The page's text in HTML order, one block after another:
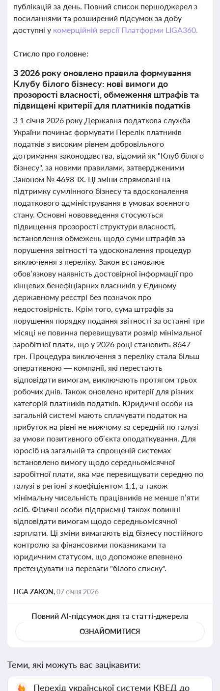
публікацій за день. Повний список першоджерел з
посиланнями та розширений підсумок за добу
доступні у комерційній версії Платформи LIGA360.
Стисло про головне:
З 2026 року оновлено правила формування
Клубу білого бізнесу: нові вимоги до
прозорості власності, обмеження штрафів та
підвищені критерії для платників податків
З 1 січня 2026 року Державна податкова служба
України починає формувати Перелік платників
податків з високим рівнем добровільного
дотримання законодавства, відомий як "Клуб білого
бізнесу", за новими правилами, затвердженими
Законом № 4698-IX. Ці зміни спрямовані на
підтримку сумлінного бізнесу та вдосконалення
податкового адміністрування в умовах воєнного
стану. Основні нововведення стосуються
підвищення прозорості структури власності,
встановлення обмежень щодо суми штрафів за
порушення звітності та удосконалення процедур
виключення з переліку. Закон встановлює
обов’язкову наявність достовірної інформації про
кінцевих бенефіціарних власників у Єдиному
державному реєстрі без позначок про
недостовірність. Крім того, сума штрафів за
порушення порядку подання звітності за останні три
місяці не повинна перевищувати розмір мінімальної
заробітної плати, що у 2026 році становить 8647
грн. Процедура виключення з переліку стала більш
оперативною — компанії, які перестають
відповідати вимогам, виключають протягом трьох
робочих днів. Також оновлено критерії для різних
категорій платників податків. Юридичні особи на
загальній системі мають сплачувати податок на
прибуток на рівні не нижчому за середній по галузі
за умови позитивного об’єкта оподаткування. Для
юросіб на загальній та спрощеній системах
встановлено вимогу щодо середньомісячної
заробітної плати, яка має перевищувати середню по
галузі в регіоні з коефіцієнтом 1,1, а також
мінімальну чисельність працівників не менше п’яти
осіб. Фізичні особи-підприємці також повинні
відповідати вимогам щодо середньомісячної
зарплати. Ці зміни вимагають від бізнесу постійного
контролю за фінансовими показниками та
юридичним статусом, що допоможе впевнено
претендувати на переваги "білого списку".
LIGA ZAKON,07 січня 2026
Повний AI-підсумок дня та статті-джерела
ОЗНАЙОМИТИСЯ
Теми, які можуть вас зацікавити:
Перехід української системи КВЕД до